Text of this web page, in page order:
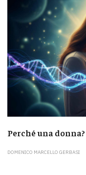
Perché una donna?
DOMENICO MARCELLO GERBASI